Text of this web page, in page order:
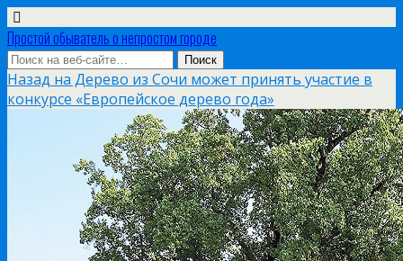
Простой обыватель о непростом городе
Назад на Дерево из Сочи может принять участие в
конкурсе «Европейское дерево года»